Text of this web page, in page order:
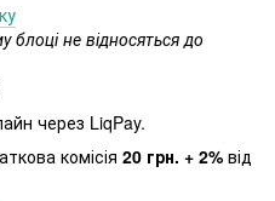
блоці не відносяться до
через LiqPay.
комісія 20 грн. + 2% від